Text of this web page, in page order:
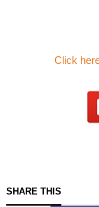
Click
SHARE THIS